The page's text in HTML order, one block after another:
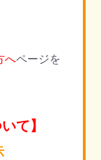
へページを
て】